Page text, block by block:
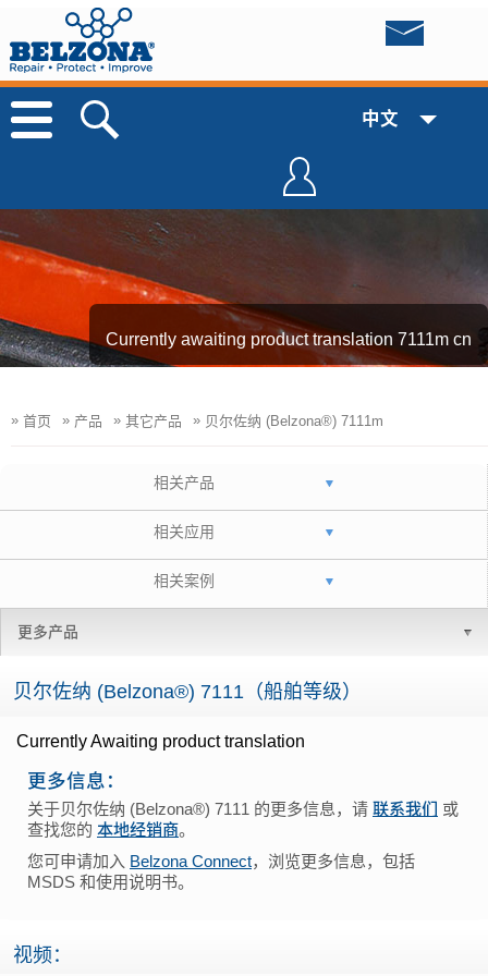
中文
Currently awaiting product translation 7111m cn
» 首页 » 产品 » 其它产品 » 贝尔佐纳 (Belzona®) 7111m
相关产品
相关应用
相关案例
更多产品
贝尔佐纳 (Belzona®) 7111（船舶等级）
Currently Awaiting product translation
更多信息：
关于贝尔佐纳 (Belzona®) 7111 的更多信息，请 联系我们 或
查找您的 本地经销商。
您可申请加入 Belzona Connect，浏览更多信息，包括
MSDS 和使用说明书。
视频：